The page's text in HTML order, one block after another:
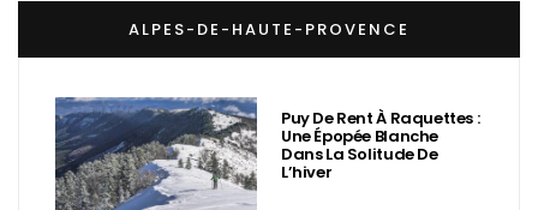
ALPES-DE-HAUTE-PROVENCE
Puy De Rent À Raquettes :
Une Épopée Blanche
Dans La Solitude De
L’hiver